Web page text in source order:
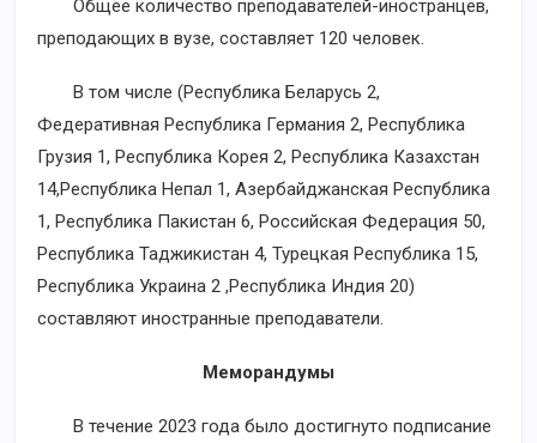
Общее количество преподавателей-иностранцев,
преподающих в вузе, составляет 120 человек.
В том числе (Республика Беларусь 2,
Федеративная Республика Германия 2, Республика
Грузия 1, Республика Корея 2, Республика Казахстан
14,Республика Непал 1, Азербайджанская Республика
1, Республика Пакистан 6, Российская Федерация 50,
Республика Таджикистан 4, Турецкая Республика 15,
Республика Украина 2 ,Республика Индия 20)
составляют иностранные преподаватели.
Меморандумы
В течение 2023 года было достигнуто подписание